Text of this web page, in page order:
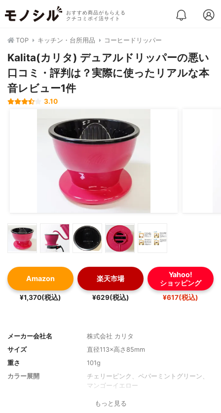
おすすめ商品がもらえる
クチコミポイ活サイト
TOP キッチン・台所用品 コーヒードリッパー
Kalita(カリタ) デュアルドリッパーの悪い
口コミ・評判は？実際に使ったリアルな本
音レビュー1件
3.10
Amazon
¥1,370(税込)
楽天市場
¥629(税込)
Yahoo!
ショッピング
¥617(税込)
メーカー会社名
株式会社 カリタ
サイズ
直径113×高さ85mm
重さ
101g
カラー展開
チェリーピンク、ペパーミントグリーン、
マンゴーイエロー
もっと見る